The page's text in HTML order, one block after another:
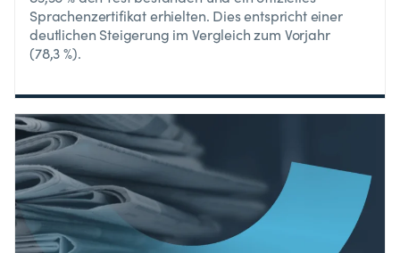
Sprachenzertifikat erhielten. Dies entspricht einer
deutlichen Steigerung im Vergleich zum Vorjahr
(78,3 %).